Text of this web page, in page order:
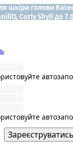
шкіри голови
Curly Shyll до
Зареєструватись